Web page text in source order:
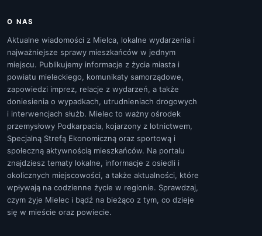
O NAS
Aktualne wiadomości z Mielca, lokalne wydarzenia i
najważniejsze sprawy mieszkańców w jednym
miejscu. Publikujemy informacje z życia miasta i
powiatu mieleckiego, komunikaty samorządowe,
zapowiedzi imprez, relacje z wydarzeń, a także
doniesienia o wypadkach, utrudnieniach drogowych
i interwencjach służb. Mielec to ważny ośrodek
przemysłowy Podkarpacia, kojarzony z lotnictwem,
Specjalną Strefą Ekonomiczną oraz sportową i
społeczną aktywnością mieszkańców. Na portalu
znajdziesz tematy lokalne, informacje z osiedli i
okolicznych miejscowości, a także aktualności, które
wpływają na codzienne życie w regionie. Sprawdzaj,
czym żyje Mielec i bądź na bieżąco z tym, co dzieje
się w mieście oraz powiecie.